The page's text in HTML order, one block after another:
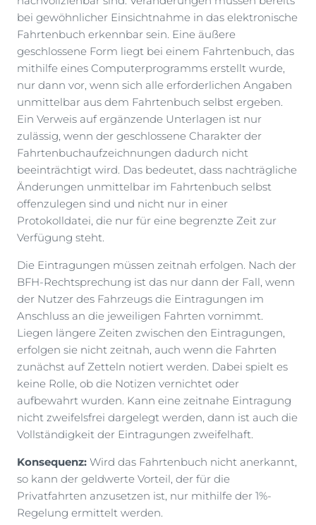
bei gewöhnlicher Einsichtnahme in das elektronische
Fahrtenbuch erkennbar sein. Eine äußere
geschlossene Form liegt bei einem Fahrtenbuch, das
mithilfe eines Computerprogramms erstellt wurde,
nur dann vor, wenn sich alle erforderlichen Angaben
unmittelbar aus dem Fahrtenbuch selbst ergeben.
Ein Verweis auf ergänzende Unterlagen ist nur
zulässig, wenn der geschlossene Charakter der
Fahrtenbuchaufzeichnungen dadurch nicht
beeinträchtigt wird. Das bedeutet, dass nachträgliche
Änderungen unmittelbar im Fahrtenbuch selbst
offenzulegen sind und nicht nur in einer
Protokolldatei, die nur für eine begrenzte Zeit zur
Verfügung steht.
Die Eintragungen müssen zeitnah erfolgen. Nach der
BFH-Rechtsprechung ist das nur dann der Fall, wenn
der Nutzer des Fahrzeugs die Eintragungen im
Anschluss an die jeweiligen Fahrten vornimmt.
Liegen längere Zeiten zwischen den Eintragungen,
erfolgen sie nicht zeitnah, auch wenn die Fahrten
zunächst auf Zetteln notiert werden. Dabei spielt es
keine Rolle, ob die Notizen vernichtet oder
aufbewahrt wurden. Kann eine zeitnahe Eintragung
nicht zweifelsfrei dargelegt werden, dann ist auch die
Vollständigkeit der Eintragungen zweifelhaft.
Konsequenz: Wird das Fahrtenbuch nicht anerkannt,
so kann der geldwerte Vorteil, der für die
Privatfahrten anzusetzen ist, nur mithilfe der 1%-
Regelung ermittelt werden.